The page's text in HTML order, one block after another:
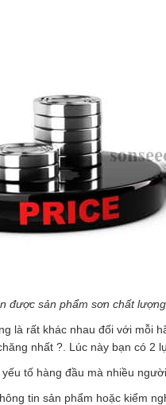
được sản phẩm sơn chất
là rất khác nhau đối với mỗi
nhất ?. Lúc này bạn có 2
tố hàng đầu mà nhiều
tin sản phẩm hoặc kiểm